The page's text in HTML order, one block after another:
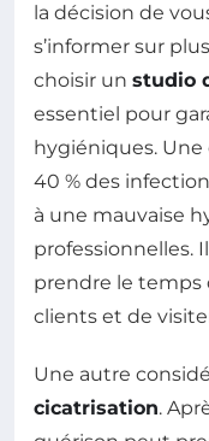
la décision de
s’informer sur
choisir un studio
essentiel pour
hygiéniques.
40 % des
à une mauvaise
professionnelles.
prendre le temps
clients et de
Une autre
cicatrisation.